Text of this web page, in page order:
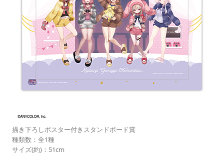
描き下ろしポスター付きスタンドボード賞
種類数：全1種
サイズ(約)：51cm